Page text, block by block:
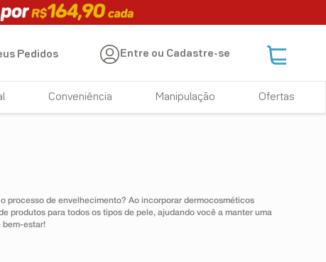
Pedidos Entre ou Cadastre-se
Conveniência Manipulação Ofertas
processo de envelhecimento? Ao incorporar dermocosméticos
produtos para todos os tipos de pele, ajudando você a manter uma
bem-estar!